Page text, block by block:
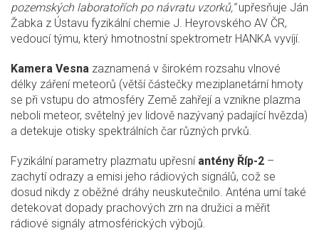
pozemských laboratořích po návratu vzorků,“upřesňuje Ján
Žabka z Ústavu fyzikální chemie J. Heyrovského AV ČR,
vedoucí týmu, který hmotnostní spektrometr HANKA vyvíjí.
Kamera Vesna zaznamená v širokém rozsahu vlnové
délky záření meteorů (větší částečky meziplanetární hmoty
se při vstupu do atmosféry Země zahřejí a vznikne plazma
neboli meteor, světelný jev lidově nazývaný padající hvězda)
a detekuje otisky spektrálních čar různých prvků.
Fyzikální parametry plazmatu upřesní antény Říp-2 –
zachytí odrazy a emisi jeho rádiových signálů, což se
dosud nikdy z oběžné dráhy neuskutečnilo. Anténa umí také
detekovat dopady prachových zrn na družici a měřit
rádiové signály atmosférických výbojů.